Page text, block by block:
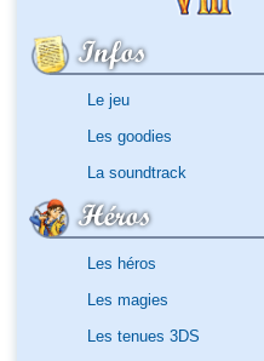
Infos
Le jeu
Les goodies
La soundtrack
Héros
Les héros
Les magies
Les tenues 3DS